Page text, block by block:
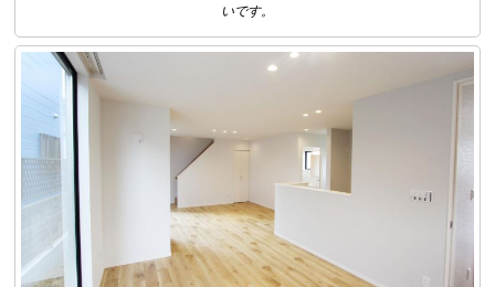
いです。